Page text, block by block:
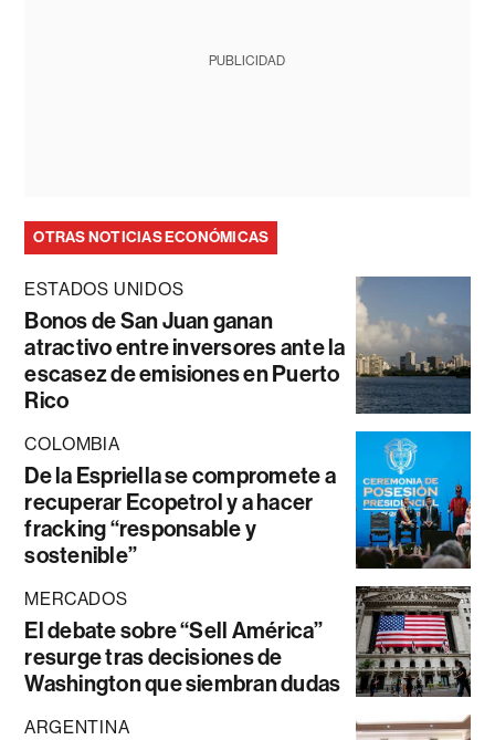
PUBLICIDAD
OTRAS NOTICIAS ECONÓMICAS
ESTADOS UNIDOS
Bonos de San Juan ganan
atractivo entre inversores ante la
escasez de emisiones en Puerto
Rico
COLOMBIA
De la Espriella se compromete a
recuperar Ecopetrol y a hacer
fracking “responsable y
sostenible”
MERCADOS
El debate sobre “Sell América”
resurge tras decisiones de
Washington que siembran dudas
ARGENTINA